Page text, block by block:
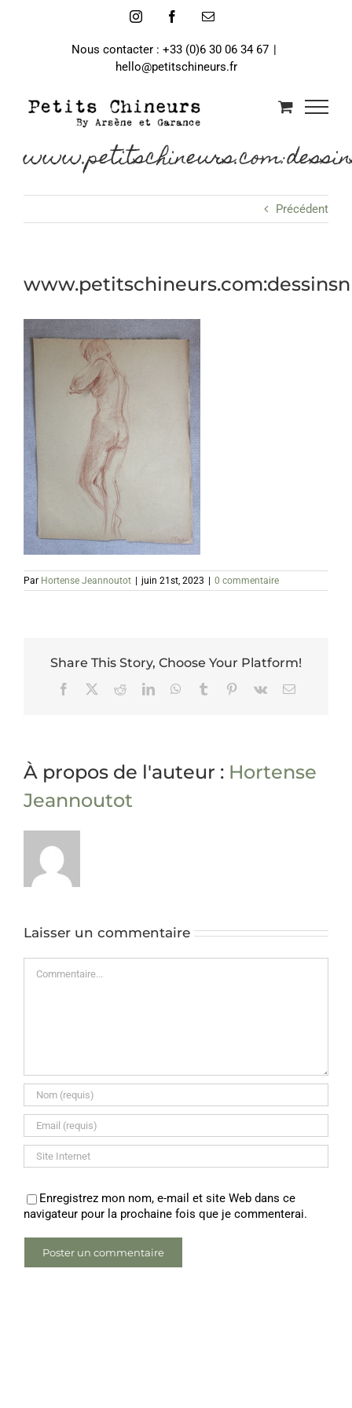
InstagramFacebookEmail
Nous contacter : +33 (0)6 30 06 34 67 |
hello@petitschineurs.fr
Précédent
Par Hortense Jeannoutot juin 21st, 2023 0 commentaire
Share This Story, Choose Your Platform!
Facebook RedditLinkedInWhatsApp
Tumblr Pinterest
Vk Email
À propos de l'auteur : Hortense
Jeannoutot
Laisser un commentaire
Enregistrez mon nom, e-mail et site Web dans ce
navigateur pour la prochaine fois que je commenterai.